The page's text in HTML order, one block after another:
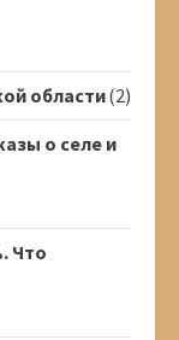
области(2)
о селе и
Что